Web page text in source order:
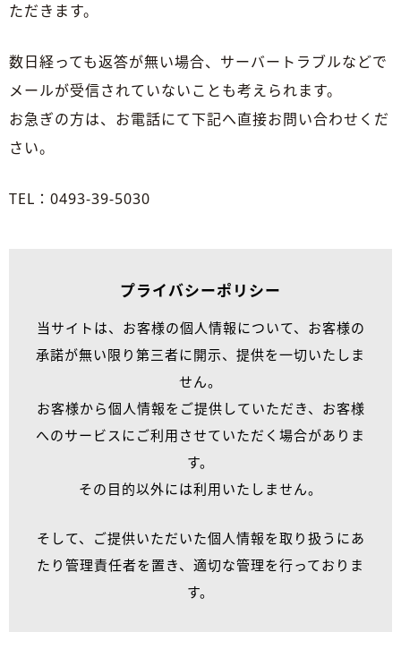
ただきます。
数日経っても返答が無い場合、サーバートラブルなどで
メールが受信されていないことも考えられます。
お急ぎの方は、お電話にて下記へ直接お問い合わせくだ
さい。
TEL：0493-39-5030
プライバシーポリシー
当サイトは、お客様の個人情報について、お客様の
承諾が無い限り第三者に開示、提供を一切いたしま
せん。
お客様から個人情報をご提供していただき、お客様
へのサービスにご利用させていただく場合がありま
す。
その目的以外には利用いたしません。
そして、ご提供いただいた個人情報を取り扱うにあ
たり管理責任者を置き、適切な管理を行っておりま
す。